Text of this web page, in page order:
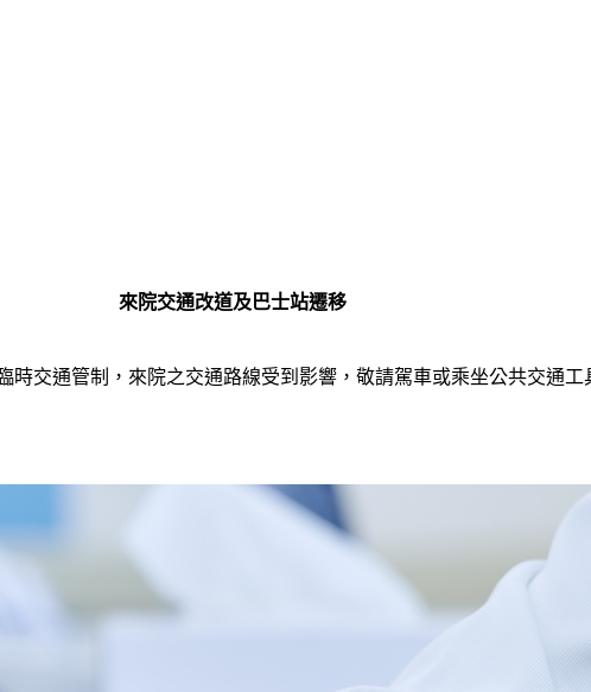
來院交通改道及巴士站遷移
時交通管制，來院之交通路線受到影響，敬請駕車或乘坐公共交通